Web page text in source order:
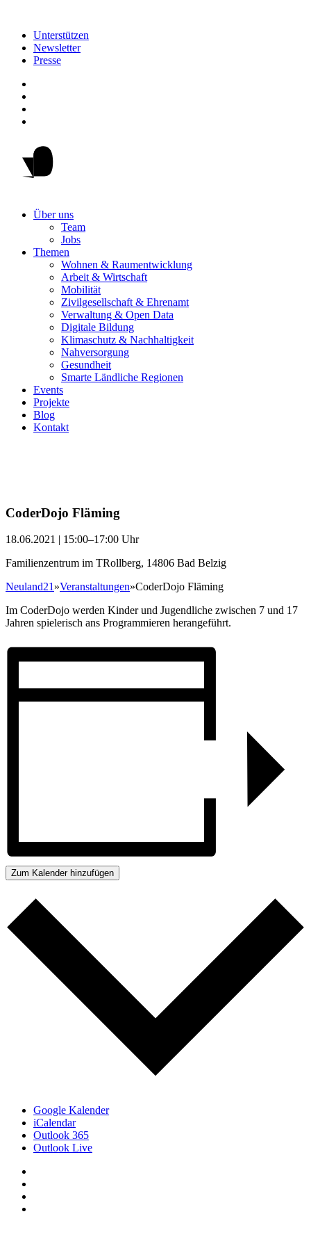
Unterstützen
Newsletter
Presse
Über uns
Team
Jobs
Themen
Wohnen & Raumentwicklung
Arbeit & Wirtschaft
Mobilität
Zivilgesellschaft & Ehrenamt
Verwaltung & Open Data
Digitale Bildung
Klimaschutz & Nachhaltigkeit
Nahversorgung
Gesundheit
Smarte Ländliche Regionen
Events
Projekte
Blog
Kontakt
CoderDojo Fläming
18.06.2021 | 15:00–17:00 Uhr
Familienzentrum im TRollberg, 14806 Bad Belzig
Neuland21»Veranstaltungen»CoderDojo Fläming
Im CoderDojo werden Kinder und Jugendliche zwischen 7 und 17
Jahren spielerisch ans Programmieren herangeführt.
Zum Kalender hinzufügen
Google Kalender
iCalendar
Outlook 365
Outlook Live